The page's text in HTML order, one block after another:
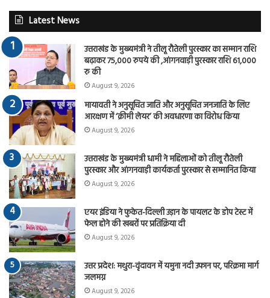
Latest News
उत्तराखंड के मुख्यमंत्री ने तीलू रौतेली पुरस्कार का सम्मान राशि
बढ़ाकर 75,000 रुपये की ,आंगनवाड़ी पुरस्कार राशि 61,000
रु की
August 9, 2026
मायावती ने अनुसूचित जाति और अनुसूचित जनजाति के लिए
आरक्षण में ‘क्रीमी लेयर’ की अवधारणा का विरोध किया
August 9, 2026
उत्तराखंड के मुख्यमंत्री धामी ने महिलाओं को तीलू रौतेली
पुरस्कार और आंगनवाड़ी कार्यकर्ता पुरस्कार से सम्मानित किया
August 9, 2026
एयर इंडिया ने फुकेत-दिल्ली उड़ान के पायलट के डोप टेस्ट में
फेल होने की खबरों पर प्रतिक्रिया दी
August 9, 2026
उत्तर प्रदेश: मथुरा-वृंदावन में यमुना नदी उफान पर, परिक्रमा मार्ग
जलमग्न
August 9, 2026